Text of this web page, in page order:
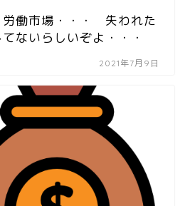
労働市場・・・ 失われた
ないらしいぞよ・・・
2021年7月9日